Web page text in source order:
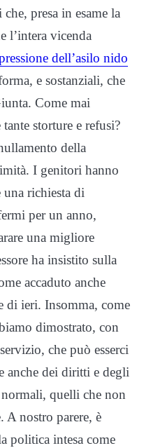
presa in esame la
l’intera vicenda
dell’asilo nido
e sostanziali, che
Come mai
storture e refusi?
della
I genitori hanno
richiesta di
per un anno,
una migliore
ha insistito sulla
accaduto anche
di ieri. Insomma, come
dimostrato, con
che può esserci
anche dei diritti e degli
quelli che non
A nostro parere, è
politica intesa come